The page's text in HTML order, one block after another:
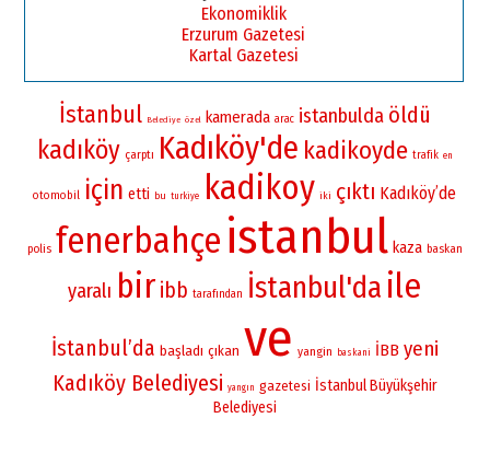
Ekonomiklik
Erzurum Gazetesi
Kartal Gazetesi
İstanbul Belediye özel kamerada arac istanbulda öldü
kadıköy çarptı Kadıköy'de kadikoyde trafik en
otomobil için etti bu turkiye kadikoy iki çıktı Kadıköy’de
polis fenerbahçe istanbul kaza baskan
yaralı biribb tarafından İstanbul'da ile
İstanbul’da başladı çıkan ve yangin baskani İBB yeni
Kadıköy Belediyesi yangın gazetesi İstanbul Büyükşehir
Belediyesi